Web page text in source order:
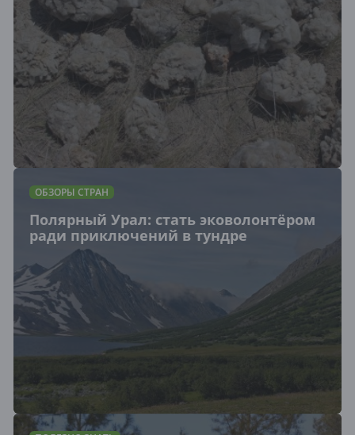
ОБЗОРЫ СТРАН
Полярный Урал: стать эковолонтёром
ради приключений в тундре